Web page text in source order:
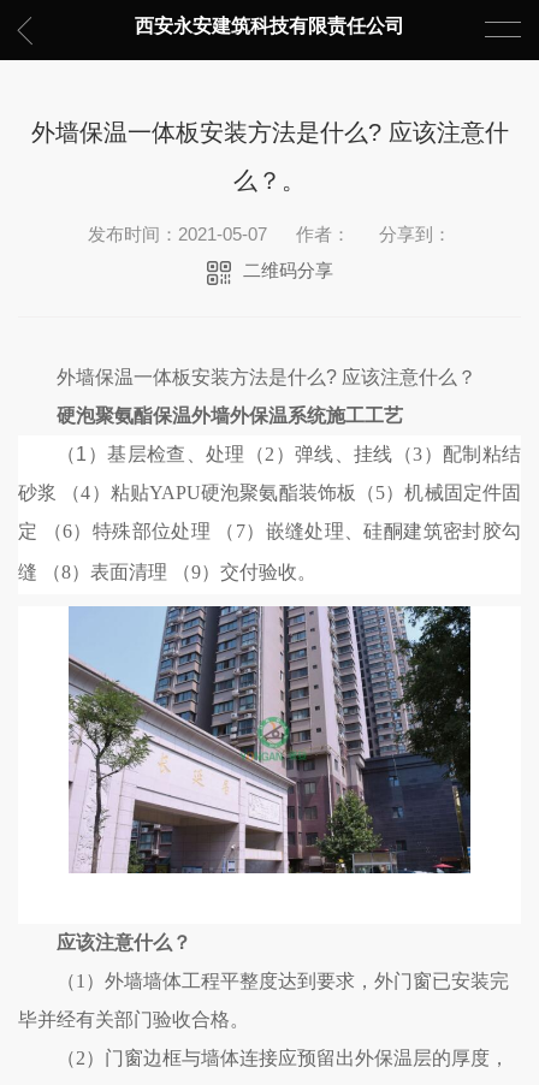
西安永安建筑科技有限责任公司
外墙保温一体板安装方法是什么? 应该注意什
么？。
发布时间：2021-05-07 作者：
分享到：
二维码分享
外墙保温一体板安装方法是什么? 应该注意什么？
硬泡聚氨酯保温外墙外保温系统施工工艺
（1 ）基层检查、处理（2 ）弹线、挂线（3）配制粘结
砂浆 （4）粘贴YAPU硬泡聚氨酯装饰板（5）机械固定件固
定 （6）特殊部位处理 （ 7）嵌缝处理、硅酮建筑密封胶勾
缝 （8）表面清理 （9）交付验收。
应该注意什么？
（1 ）外墙墙体工程平整度达到要求，外门窗已安装完
毕并经有关部门验收合格。
（2）门窗边框与墙体连接应预留出外保温层的厚度，